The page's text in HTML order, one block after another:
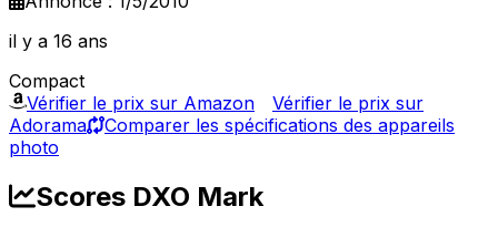
il y a 16 ans
Compact
Vérifier le prix sur Amazon
Vérifier le prix sur
Adorama
Comparer les spécifications des appareils
photo
Scores DXO Mark